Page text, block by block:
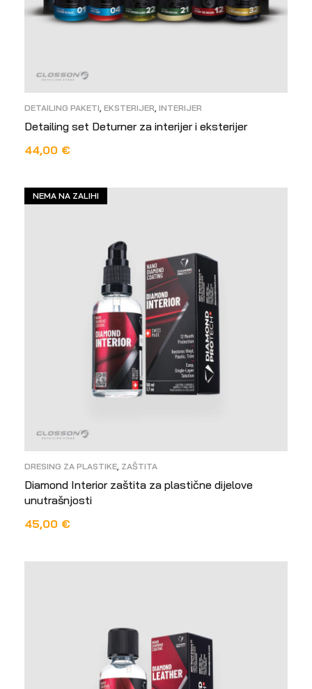
DETAILING PAKETI, EKSTERIJER, INTERIJER
Detailing set Deturner za interijer i eksterijer
44,00 €
NEMA NA ZALIHI
DRESING ZA PLASTIKE, ZAŠTITA
Diamond Interior zaštita za plastične dijelove
unutrašnjosti
45,00 €